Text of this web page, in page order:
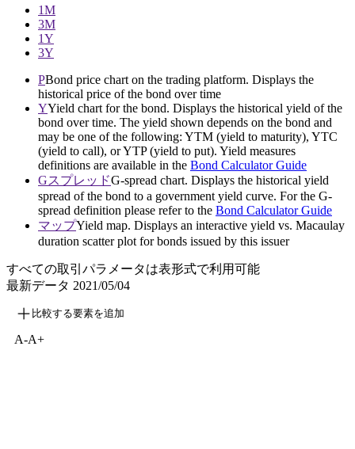
1M
3M
1Y
3Y
PBond price chart on the trading platform. Displays the
historical price of the bond over time
YYield chart for the bond. Displays the historical yield of the
bond over time. The yield shown depends on the bond and
may be one of the following: YTM (yield to maturity), YTC
(yield to call), or YTP (yield to put). Yield measures
definitions are available in the Bond Calculator Guide
GスプレッドG-spread chart. Displays the historical yield
spread of the bond to a government yield curve. For the G-
spread definition please refer to the Bond Calculator Guide
マップYield map. Displays an interactive yield vs. Macaulay
duration scatter plot for bonds issued by this issuer
すべての取引パラメータは表形式で利用可能
最新データ 2021/05/04
比較する要素を追加